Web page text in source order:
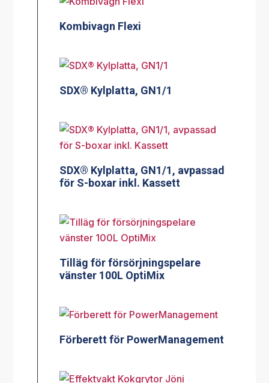
Kombivagn Flexi
SDX® Kylplatta, GN1/1
SDX® Kylplatta, GN1/1, avpassad
för S-boxar inkl. Kassett
Tilläg för försörjningspelare
vänster 100L OptiMix
Förberett för PowerManagement